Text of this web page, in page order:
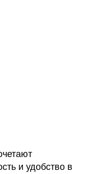
и удобство в